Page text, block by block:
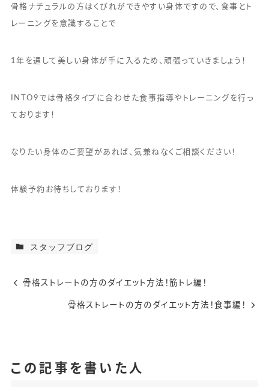
骨格ナチュラルの方はくびれができやすい身体ですので、食事とト
レーニングを意識することで
1年を通して美しい身体が手に入るため、頑張っていきましょう！
INTO9では骨格タイプに合わせた食事指導やトレーニングを行っ
ております！
なりたい身体のご要望があれば、気兼ねなくご相談ください！
体験予約お待ちしております！
スタッフブログ
骨格ストレートの方のダイエット方法！筋トレ編！
骨格ストレートの方のダイエット方法！食事編！
この記事を書いた人